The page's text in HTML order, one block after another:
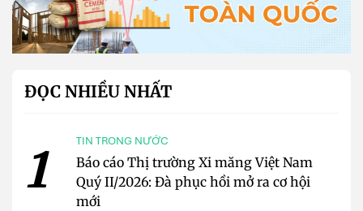
ĐỌC NHIỀU NHẤT
1 TIN TRONG NƯỚC
Báo cáo Thị trường Xi măng Việt Nam
Quý II/2026: Đà phục hồi mở ra cơ hội
mới